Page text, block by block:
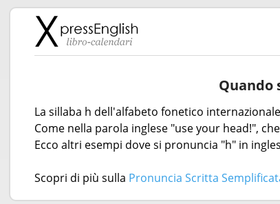
Quando
La sillaba h dell'alfabeto fonetico
Come nella parola inglese "use your head!",
Ecco altri esempi dove si pronuncia "h" in
Scopri di più sulla Pronuncia Scritta